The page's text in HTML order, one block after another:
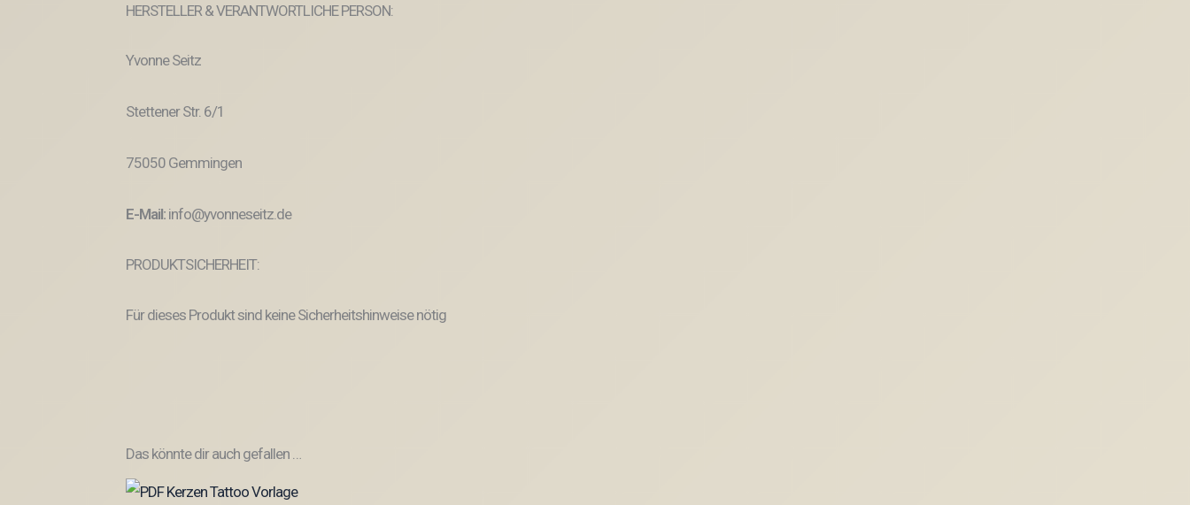
HERSTELLER & VERANTWORTLICHE PERSON:
Yvonne Seitz
Stettener Str. 6/1
75050 Gemmingen
E-Mail: info@yvonneseitz.de
PRODUKTSICHERHEIT:
Für dieses Produkt sind keine Sicherheitshinweise nötig
Das könnte dir auch gefallen …